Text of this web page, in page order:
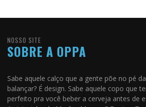
NOSSO SITE
SOBRE A OPPA
Sabe aquele calço que a gente põe no pé
balançar? É design. Sabe aquele copo que
perfeito pra você beber a cerveja antes de